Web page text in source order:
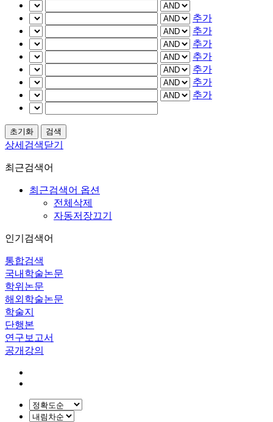
추가
추가
추가
추가
추가
추가
추가
상세검색닫기
최근검색어
최근검색어 옵션
전체삭제
자동저장끄기
인기검색어
통합검색
국내학술논문
학위논문
해외학술논문
학술지
단행본
연구보고서
공개강의